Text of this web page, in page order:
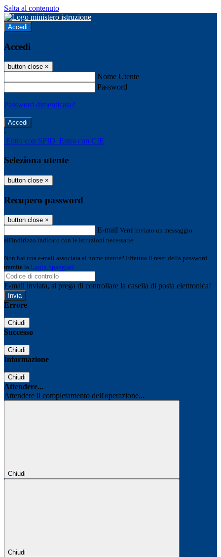
Salta al contenuto
Accedi
Accedi
button close ×
Nome Utente
Password
Password dimenticata?
-
Entra con SPID Entra con CIE
Seleziona utente
button close ×
Recupero password
button close ×
E-mail Verrà inviato un messaggio
all'indirizzo indicato con le istruzioni necessarie.
Non hai una e-mail associata al nome utente? Effettua il reset della password
tramite la Login Spaggiari
E-mail inviata, si prega di controllare la casella di posta elettronica!
Errore
Chiudi
Successo
Chiudi
Informazione
Chiudi
Attendere...
Attendere il completamento dell'operazione...
Chiudi
Chiudi